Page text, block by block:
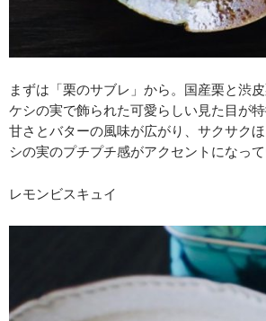
まずは「栗のサブレ」から。国産栗と渋皮
ケシの実で飾られた可愛らしい見た目が
甘さとバターの風味が広がり、サクサク
シの実のプチプチ感がアクセントになって
レモンビスキュイ